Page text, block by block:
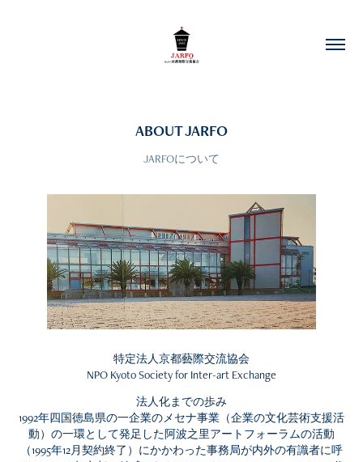
ABOUT JARFO
JARFOについて
特定法人京都藝際交流協会
NPO Kyoto Society for Inter-art Exchange
法人化までの歩み
1992年四国徳島県の一企業のメセナ事業（企業の文化芸術支援活
動）の一環として発足した阿波之里アートフォーラムの活動
（1995年12月契約終了）にかかわった事務局が内外の有識者に呼